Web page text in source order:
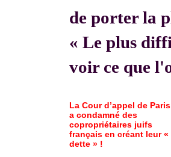
de porter la
« Le plus
voir ce que
La Cour d’appel de Paris
a condamné des
copropriétaires juifs
français en créant leur «
dette » !